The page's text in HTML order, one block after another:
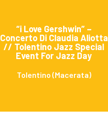
“i Love Gershwin” –
Concerto Di Claudia Aliotta
// Tolentino Jazz Special
Event For Jazz Day
Tolentino (Macerata)